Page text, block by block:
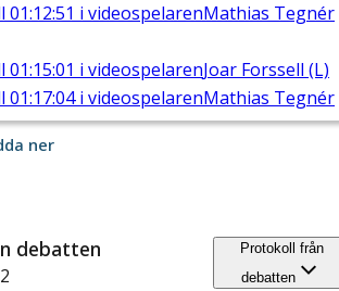
01:12:51 i videospelarenMathias Tegnér
01:15:01 i videospelarenJoar Forssell (L)
01:17:04i videospelarenMathias Tegnér
ner
debatten
Protokoll från
debatten